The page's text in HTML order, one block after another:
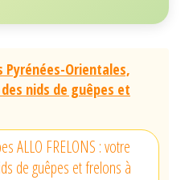
Pyrénées-Orientales,
nids de guêpes et
ALLO FRELONS : votre
de guêpes et frelons à